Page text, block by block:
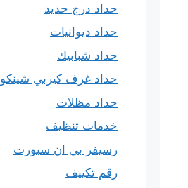
حداد درج حديد
حداد ديوانيات
حداد شبابيك
حداد غرف كيربي شينكو
حداد مظلات
خدمات تنظيف
رسيفر بي ان سبورت
رقم تكييف